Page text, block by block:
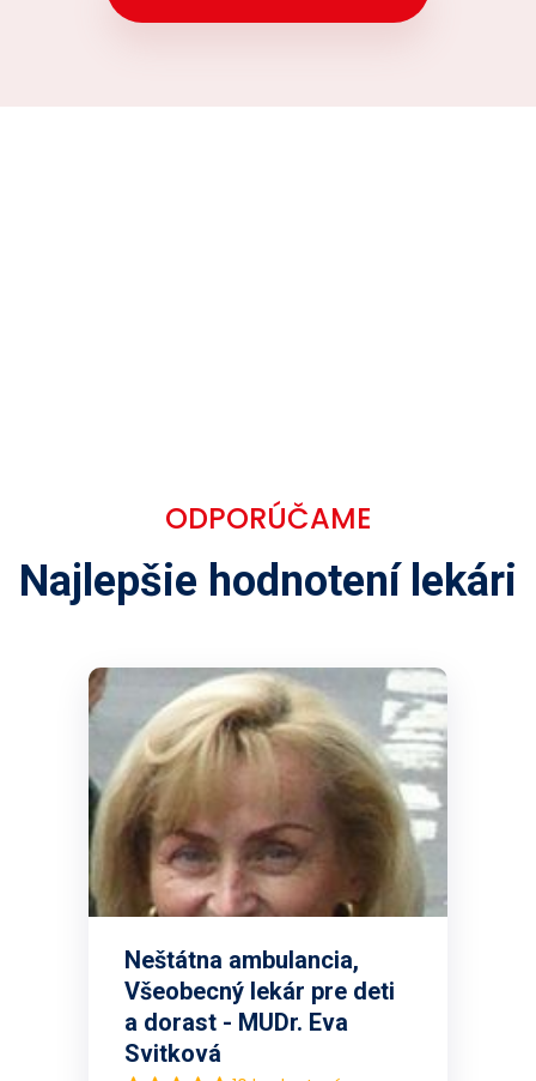
ODPORÚČAME
Najlepšie hodnotení lekári
Neštátna ambulancia,
Všeobecný lekár pre deti
a dorast - MUDr. Eva
Svitková